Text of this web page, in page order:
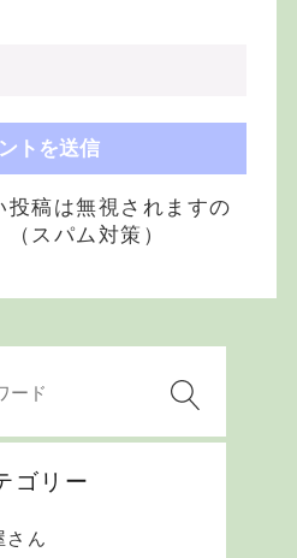
投稿は無視されますの
スパム対策）
ゴリー
さん